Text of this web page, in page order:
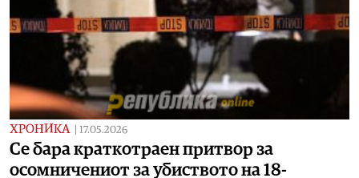
ХРОНИКА 17.05.2026
Се бара краткотраен притвор за
осомничениот за убиството на 18-